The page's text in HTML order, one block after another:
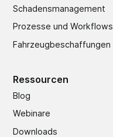
Schadens­management
Prozesse und Workflows
Fahrzeugbeschaffungen
Ressourcen
Blog
Webinare
Downloads